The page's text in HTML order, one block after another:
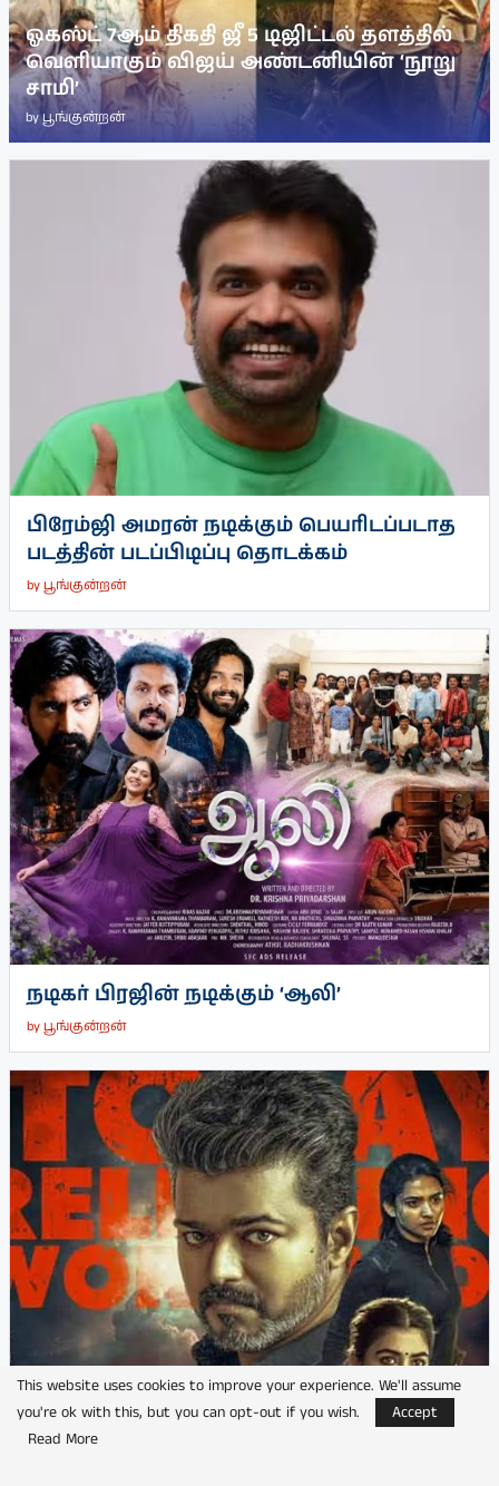
ஓகஸ்ட் 7ஆம் திகதி ஜீ 5 டிஜிட்டல் தளத்தில்
வெளியாகும் விஜய் அண்டனியின் ‘நூறு
சாமி’
byபூங்குன்றன்
பிரேம்ஜி அமரன் நடிக்கும் பெயரிடப்படாத
படத்தின் படப்பிடிப்பு தொடக்கம்
by பூங்குன்றன்
நடிகர் பிரஜின் நடிக்கும் ‘ஆலி’
by பூங்குன்றன்
விஜயின் ‘ஜனநாயகன்’ படத்திற்கு புது
This website uses cookies to improve your experience. We'll assume
you're ok with this, but you can opt-out if you wish.
Accept
Read More